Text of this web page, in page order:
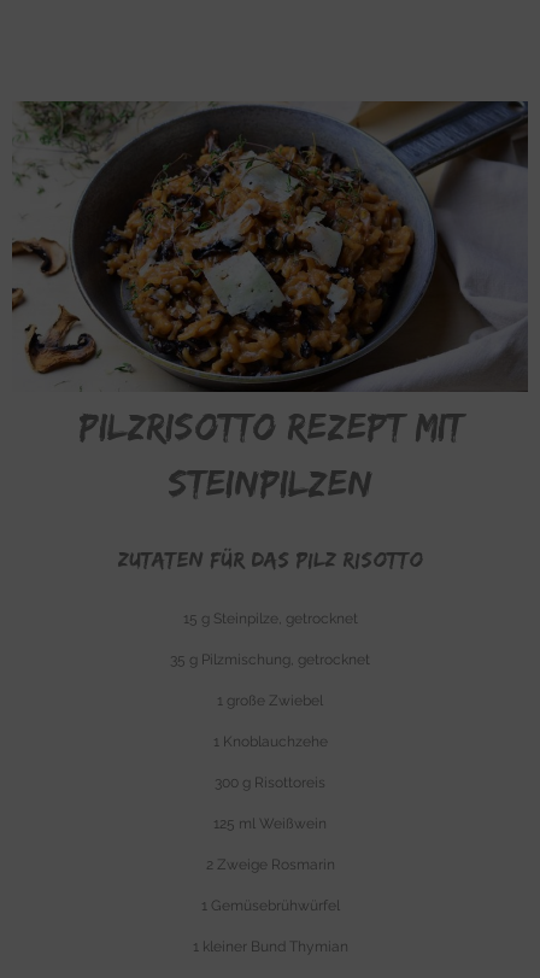
Pilzrisotto Rezept mit
Steinpilzen
Zutaten für das PILZ Risotto
15 g Steinpilze, getrocknet
35 g Pilzmischung, getrocknet
1 große Zwiebel
1 Knoblauchzehe
300 g Risottoreis
125 ml Weißwein
2 Zweige Rosmarin
1 Gemüsebrühwürfel
1 kleiner Bund Thymian